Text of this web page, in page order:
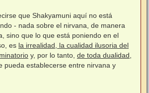
que Shakyamuni aquí no está
- nada sobre el nirvana, de manera
sino que lo que está poniendo en el
es la irrealidad, la cualidad ilusoria del
y, por lo tanto, de toda dualidad
pueda establecerse entre nirvana y